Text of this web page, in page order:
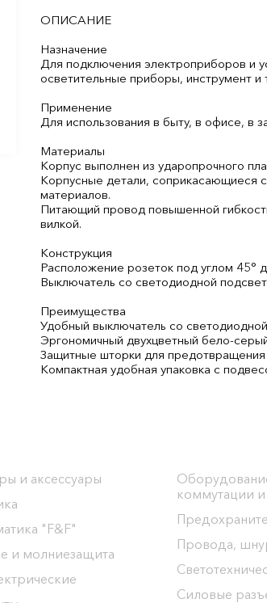
ОПИСАНИЕ
Назначение
Для подключения электроприборов и
осветительные приборы, инструмент и
Применение
Для использования в быту, в офисе, в
Материалы
Корпус выполнен из ударопрочного
Корпусные детали, соприкасающиеся
материалов.
Питающий провод повышенной
вилкой.
Конструкция
Расположение розеток под углом 45°
Выключатель со светодиодной
Преимущества
Удобный выключатель со
Эргономичный двухцветный бело-
Защитные шторки для
Компактная удобная упаковка с
и аксессуары
"F&F"
и молниезащита
коммутации
Провода,
Силовые